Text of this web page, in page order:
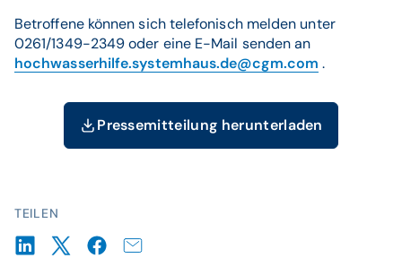
TEILEN
Betroffene können sich telefonisch melden unter
0261/1349-2349 oder eine E-Mail senden an
hochwasserhilfe.systemhaus.de@cgm.com .
Pressemitteilung herunterladen